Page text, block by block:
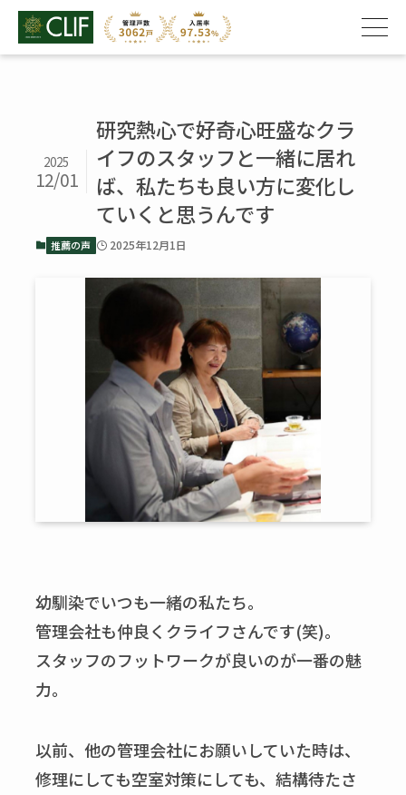
研究熱心で好奇心旺盛なクラ
イフのスタッフと一緒に居れ
ば、私たちも良い方に変化し
ていくと思うんです
2025
12/01
推薦の声 2025年12月1日
幼馴染でいつも一緒の私たち。
管理会社も仲良くクライフさんです(笑)。
スタッフのフットワークが良いのが一番の魅
力。
以前、他の管理会社にお願いしていた時は、
修理にしても空室対策にしても、結構待たさ